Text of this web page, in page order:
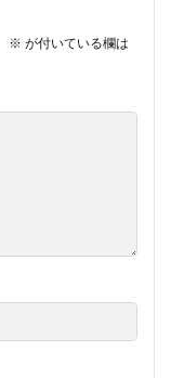
※ が付いている欄は